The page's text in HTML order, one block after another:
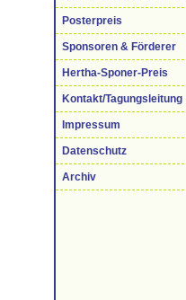
Posterpreis
Sponsoren & Förderer
Hertha-Sponer-Preis
Kontakt/Tagungsleitung
Impressum
Datenschutz
Archiv